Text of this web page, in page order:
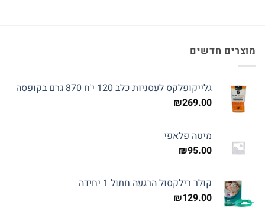
מוצרים חדשים
גלייקופלקס לעסניות כלב 120 י'ח 870 גרם בקופסה
₪269.00
מיטה פלאפי
₪95.00
קולר רילקסול הרגעה חתול 1 יחידה
₪129.00